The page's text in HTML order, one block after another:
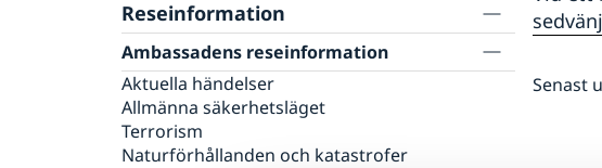
Sverige i Portugal
Portugal i Sverige
Reseinformation
Ambassadens reseinformation
Aktuella händelser
Allmänna säkerhetsläget
Terrorism
Naturförhållanden och katastrofer
Senast